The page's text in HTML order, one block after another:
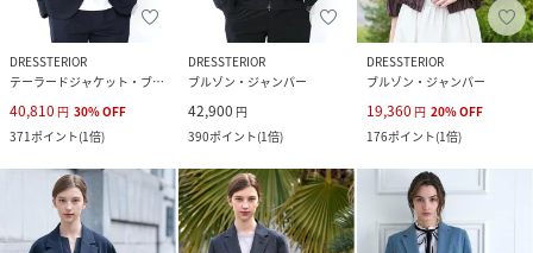
DRESSTERIOR
テーラードジャケット・ブレザー
40,810 円 30%OFF
371ポイント(1倍)
DRESSTERIOR
ブルゾン・ジャンパー
42,900 円
390ポイント(1倍)
DRESSTERIOR
ブルゾン・ジャンパー
19,360 円 20%OFF
176ポイント(1倍)